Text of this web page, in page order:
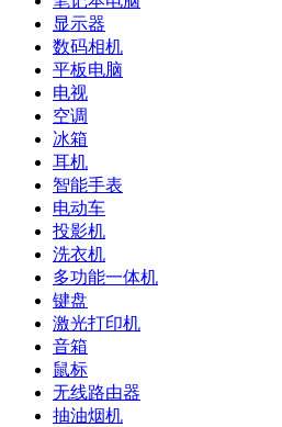
显示器
数码相机
平板电脑
电视
空调
冰箱
耳机
智能手表
电动车
投影机
洗衣机
多功能一体机
键盘
激光打印机
音箱
鼠标
无线路由器
抽油烟机